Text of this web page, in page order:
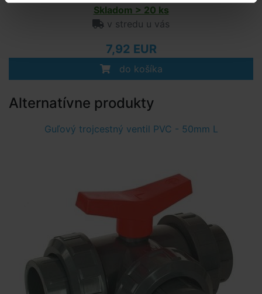
Skladom > 20 ks
v stredu u vás
7,92 EUR
do košíka
Alternatívne produkty
Guľový trojcestný ventil PVC - 50mm L